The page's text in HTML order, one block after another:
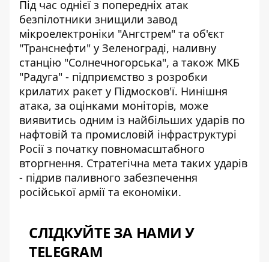
Під час однієї з попередніх атак
безпілотники знищили завод
мікроелектроніки "Ангстрем" та об'єкт
"Транснефти" у Зеленограді, наливну
станцію "Солнечногорська", а також МКБ
"Радуга" - підприємство з розробки
крилатих ракет у Підмосков'ї. Нинішня
атака, за оцінками моніторів, може
виявитись одним із найбільших ударів по
нафтовій та промисловій інфраструктурі
Росії з початку повномасштабного
вторгнення. Стратегічна мета таких ударів
- підрив паливного забезпечення
російської армії та економіки.
СЛІДКУЙТЕ ЗА НАМИ У
TELEGRAM